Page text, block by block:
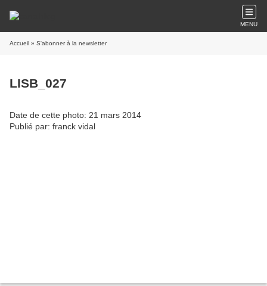
MENU
Accueil » S'abonner à la newsletter
LISB_027
Date de cette photo: 21 mars 2014
Publié par: franck vidal